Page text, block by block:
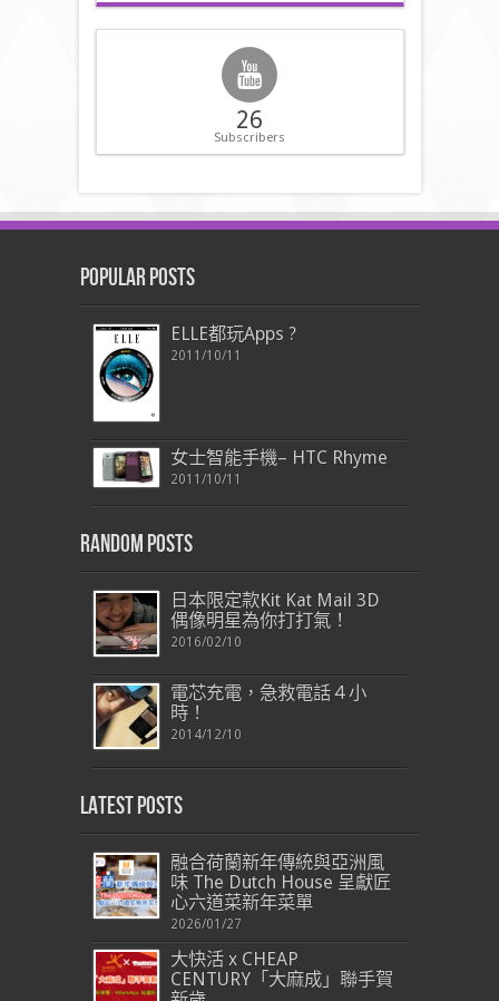
26
Subscribers
Popular Posts
ELLE都玩Apps ?
2011/10/11
女士智能手機– HTC Rhyme
2011/10/11
Random Posts
日本限定款Kit Kat Mail 3D
偶像明星為你打打氣！
2016/02/10
電芯充電，急救電話４小
時！
2014/12/10
Latest Posts
融合荷蘭新年傳統與亞洲風
味 The Dutch House 呈獻匠
心六道菜新年菜單
2026/01/27
大快活 x CHEAP
CENTURY「大麻成」聯手賀